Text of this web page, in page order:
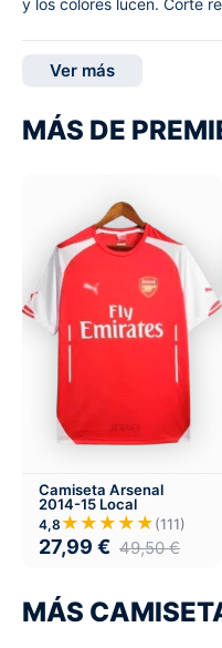
y los colores lucen. Corte
Ver más
MÁS DE
Camiseta Arsenal
2014-15 Local
4,8 ★★★★★(111)
27,99 € 49,50€
MÁS